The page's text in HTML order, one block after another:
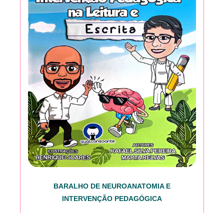
BARALHO DE NEUROANATOMIA E
INTERVENÇÃO PEDAGÓGICA